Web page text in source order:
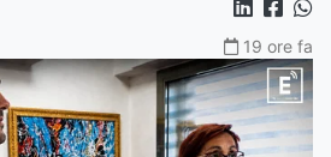
19 ore fa